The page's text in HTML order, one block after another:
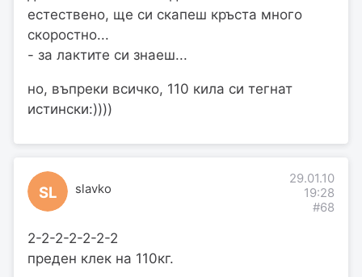
естествено, ще си скапеш кръста много
скоростно...
- за лактите си знаеш...
но, въпреки всичко, 110 кила си тегнат
истински:))))
SL slavko
29.01.10
19:28
#68
2-2-2-2-2-2-2
преден клек на 110кг.